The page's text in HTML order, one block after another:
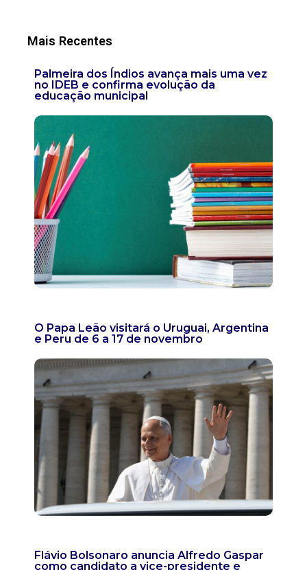
Mais Recentes
Palmeira dos Índios avança mais uma vez
no IDEB e confirma evolução da
educação municipal
O Papa Leão visitará o Uruguai, Argentina
e Peru de 6 a 17 de novembro
Flávio Bolsonaro anuncia Alfredo Gaspar
como candidato a vice-presidente e